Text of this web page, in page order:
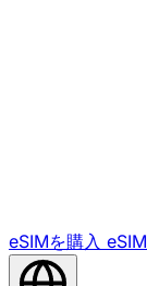
eSIMを購入